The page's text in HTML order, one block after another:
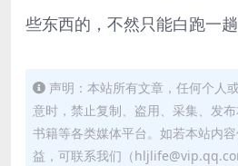
些东西的，不然只能白跑一趟
声明：本站所有文章，任何个人
意时，禁止复制、盗用、采集、发布
书籍等各类媒体平台。如若本站内
益，可联系我们（